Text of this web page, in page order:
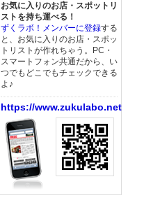
お気に入りのお店・スポットリ
ストを持ち運べる！
ずくラボ！メンバーに登録する
と、お気に入りのお店・スポッ
トリストが作れちゃう。PC・
スマートフォン共通だから、い
つでもどこでもチェックできる
よ♪
https://www.zukulabo.net/